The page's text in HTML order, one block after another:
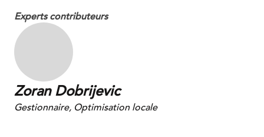
Experts contributeurs
Zoran Dobrijevic
Gestionnaire, Optimisation locale